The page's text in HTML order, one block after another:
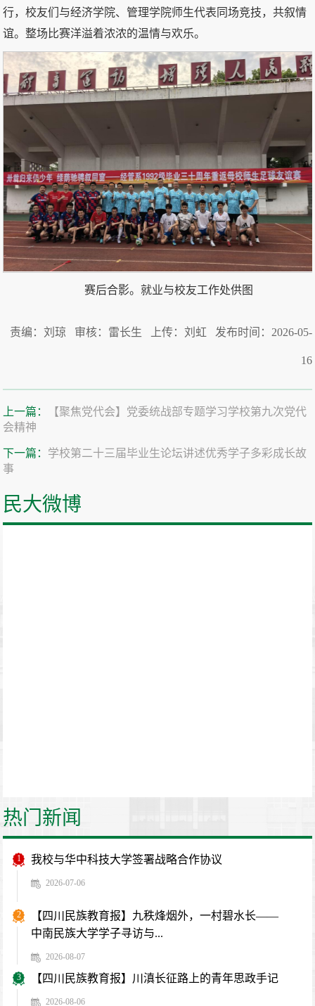
行，校友们与经济学院、管理学院师生代表同场竞技，共叙情
谊。整场比赛洋溢着浓浓的温情与欢乐。
赛后合影。就业与校友工作处供图
责编：刘琼 审核：雷长生 上传：刘虹 发布时间：2026-05-
16
上一篇：
【聚焦党代会】党委统战部专题学习学校第九次党代
会精神
下一篇： 学校第二十三届毕业生论坛讲述优秀学子多彩成长故
事
民大微博
热门新闻
1 我校与华中科技大学签署战略合作协议
2026-07-06
2
【四川民族教育报】九秩烽烟外，一村碧水长——
中南民族大学学子寻访与...
2026-08-07
3 【四川民族教育报】川滇长征路上的青年思政手记
2026-08-06